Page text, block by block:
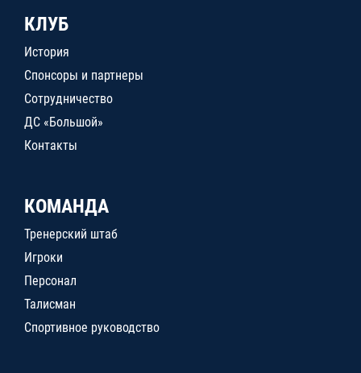
КЛУБ
История
Спонсоры и партнеры
Сотрудничество
ДС «Большой»
Контакты
КОМАНДА
Тренерский штаб
Игроки
Персонал
Талисман
Спортивное руководство